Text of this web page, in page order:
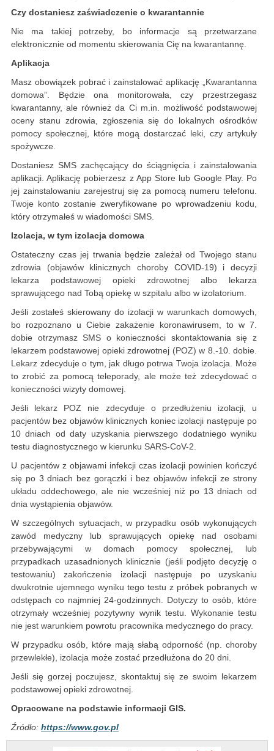
Czy dostaniesz zaświadczenie o kwarantannie
Nie ma takiej potrzeby, bo informacje są przetwarzane
elektronicznie od momentu skierowania Cię na kwarantannę.
Aplikacja
Masz obowiązek pobrać i zainstalować aplikację „Kwarantanna
domowa”. Będzie ona monitorowała, czy przestrzegasz
kwarantanny, ale również da Ci m.in. możliwość podstawowej
oceny stanu zdrowia, zgłoszenia się do lokalnych ośrodków
pomocy społecznej, które mogą dostarczać leki, czy artykuły
spożywcze.
Dostaniesz SMS zachęcający do ściągnięcia i zainstalowania
aplikacji. Aplikację pobierzesz z App Store lub Google Play. Po
jej zainstalowaniu zarejestruj się za pomocą numeru telefonu.
Twoje konto zostanie zweryfikowane po wprowadzeniu kodu,
który otrzymałeś w wiadomości SMS.
Izolacja, w tym izolacja domowa
Ostateczny czas jej trwania będzie zależał od Twojego stanu
zdrowia (objawów klinicznych choroby COVID-19) i decyzji
lekarza podstawowej opieki zdrowotnej albo lekarza
sprawującego nad Tobą opiekę w szpitalu albo w izolatorium.
Jeśli zostałeś skierowany do izolacji w warunkach domowych,
bo rozpoznano u Ciebie zakażenie koronawirusem, to w 7.
dobie otrzymasz SMS o konieczności skontaktowania się z
lekarzem podstawowej opieki zdrowotnej (POZ) w 8.-10. dobie.
Lekarz zdecyduje o tym, jak długo potrwa Twoja izolacja. Może
to zrobić za pomocą teleporady, ale może też zdecydować o
konieczności wizyty domowej.
Jeśli lekarz POZ nie zdecyduje o przedłużeniu izolacji, u
pacjentów bez objawów klinicznych koniec izolacji następuje po
10 dniach od daty uzyskania pierwszego dodatniego wyniku
testu diagnostycznego w kierunku SARS-CoV-2.
U pacjentów z objawami infekcji czas izolacji powinien kończyć
się po 3 dniach bez gorączki i bez objawów infekcji ze strony
układu oddechowego, ale nie wcześniej niż po 13 dniach od
dnia wystąpienia objawów.
W szczególnych sytuacjach, w przypadku osób wykonujących
zawód medyczny lub sprawujących opiekę nad osobami
przebywającymi w domach pomocy społecznej, lub
przypadkach uzasadnionych klinicznie (jeśli podjęto decyzję o
testowaniu) zakończenie izolacji następuje po uzyskaniu
dwukrotnie ujemnego wyniku tego testu z próbek pobranych w
odstępach co najmniej 24-godzinnych. Dotyczy to osób, które
otrzymały wcześniej pozytywny wynik testu. Wykonanie testu
nie jest warunkiem powrotu pracownika medycznego do pracy.
W przypadku osób, które mają słabą odporność (np. choroby
przewlekłe), izolacja może zostać przedłużona do 20 dni.
Jeśli się gorzej poczujesz, skontaktuj się ze swoim lekarzem
podstawowej opieki zdrowotnej.
Opracowane na podstawie informacji GIS.
Źródło: https://www.gov.pl